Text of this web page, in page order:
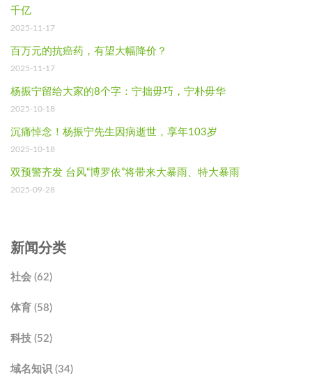
千亿
2025-11-17
百万元的抗癌药，有望大幅降价？
2025-11-17
杨振宁留给大家的8个字：宁拙毋巧，宁朴毋华
2025-10-18
沉痛悼念！杨振宁先生因病逝世，享年103岁
2025-10-18
双预警齐发 台风“博罗依”将带来大暴雨、特大暴雨
2025-09-28
新闻分类
社会 (62)
体育 (58)
科技 (52)
域名知识 (34)